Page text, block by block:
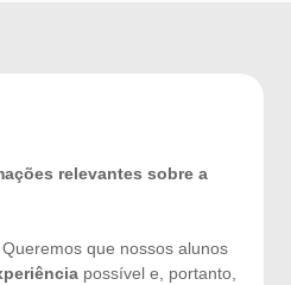
relevantes sobre a
Queremos que nossos alunos
possível e, portanto,